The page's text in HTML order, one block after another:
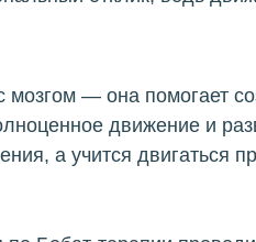
мозгом — она помогает
движение и
а учится двигаться